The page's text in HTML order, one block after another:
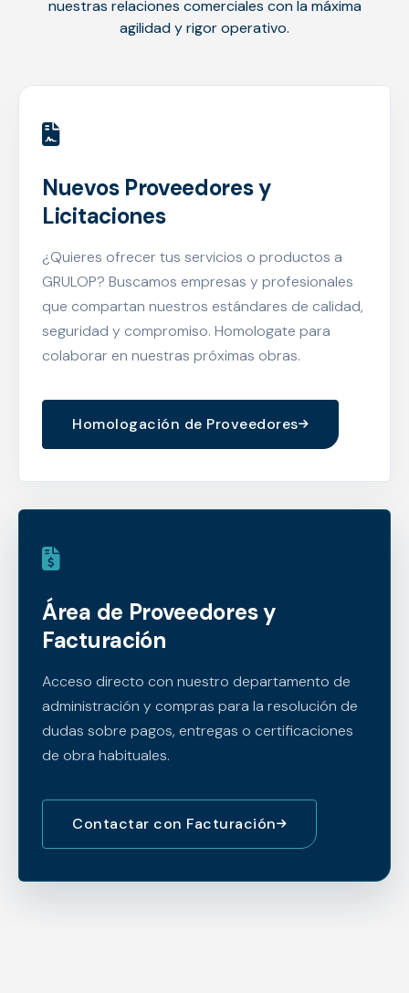
nuestras relaciones comerciales con la máxima
agilidad y rigor operativo.
Nuevos Proveedores y
Licitaciones
¿Quieres ofrecer tus servicios o productos a
GRULOP? Buscamos empresas y profesionales
que compartan nuestros estándares de calidad,
seguridad y compromiso. Homologate para
colaborar en nuestras próximas obras.
Homologación de Proveedores
Área de Proveedores y
Facturación
Acceso directo con nuestro departamento de
administración y compras para la resolución de
dudas sobre pagos, entregas o certificaciones
de obra habituales.
Contactar con Facturación